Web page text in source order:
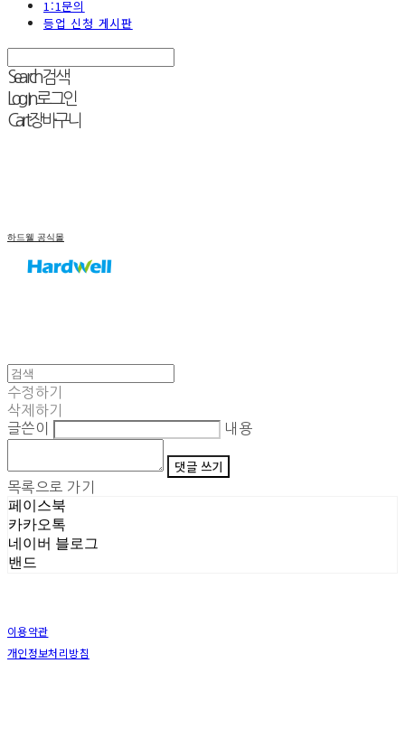
1:1문의
등업 신청 게시판
Search검색
Log In로그인
Cart장바구니
하드웰 공식몰
수정하기
삭제하기
글쓴이
내용
댓글 쓰기
목록으로 가기
페이스북
카카오톡
네이버 블로그
밴드
이용약관
개인정보처리방침